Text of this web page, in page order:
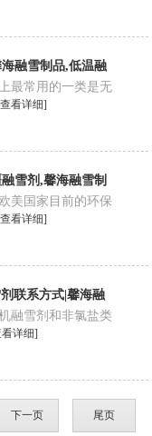
融雪制品,低温融
最常用的一类是无
看详细]
雪剂,馨海融雪制
美国家目前的环保
看详细]
联系方式|馨海融
融雪剂和非氯盐类
详细]
下一页 尾页